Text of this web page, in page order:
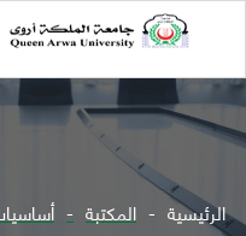
الرئيسية المكتبة